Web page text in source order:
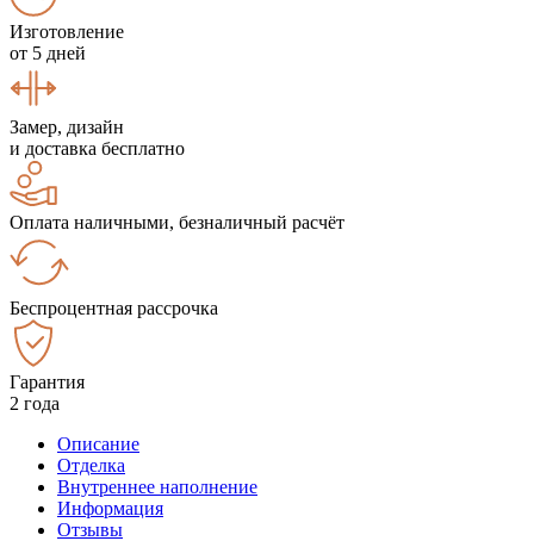
Изготовление
от 5 дней
Замер, дизайн
и доставка бесплатно
Оплата наличными, безналичный расчёт
Беспроцентная рассрочка
Гарантия
2 года
Описание
Отделка
Внутреннее наполнение
Информация
Отзывы